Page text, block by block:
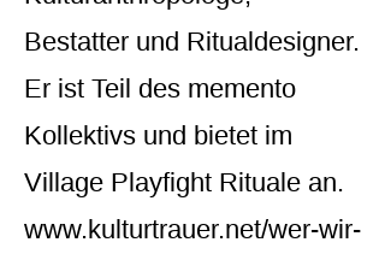
Bestatter und Ritualdesigner.
Er ist Teil des memento
Kollektivs und bietet im
Village Playfight Rituale an.
www.kulturtrauer.net/wer-wir-